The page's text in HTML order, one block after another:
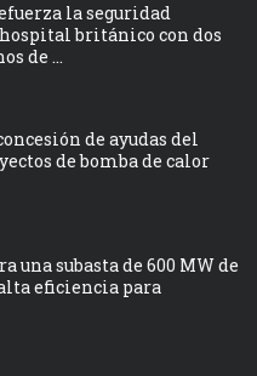
la seguridad
británico con dos
de ...
de ayudas del
de bomba de calor
una subasta de 600 MW de
eficiencia para